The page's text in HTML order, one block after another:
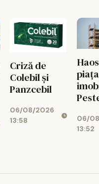
Criză de
Colebil și
Panzcebil
06/08/2026
13:58
piața
06/
13:52